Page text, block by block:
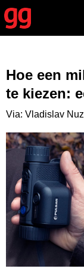
Hoe een
te kiezen:
Via: Vladislav